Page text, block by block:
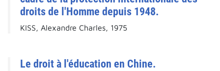
droits de l'Homme depuis 1948.
KISS, Alexandre Charles, 1975
Le droit à l'éducation en Chine.